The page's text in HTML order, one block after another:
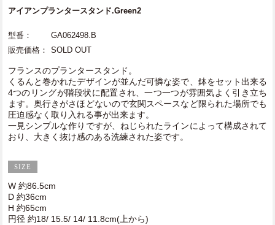
アイアンプランタースタンド.Green2
型番：
GA062498.B
販売価格：
SOLD OUT
フランスのプランタースタンド。
くるんと巻かれたデザインが並んだ可憐な姿で、鉢をセット出来る
4つのリングが階段状に配置され、一つ一つが雰囲気よく引き立ち
ます。奥行きがさほどないので玄関スペースなど限られた場所でも
圧迫感なく取り入れる事が出来ます。
一見シンプルな作りですが、ねじられたラインによって構成されて
おり、大きく抜け感のある洗練された姿です。
W 約86.5cm
D 約36cm
H 約65cm
円径 約18/ 15.5/ 14/ 11.8cm(上から)